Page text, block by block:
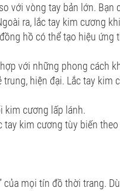
với vòng tay bản lớn. Bạn
ra, lắc tay kim cương
hồ có thể tạo hiệu ứng
với những phong cách
hiện đại. Lắc tay kim
kim cương lấp lánh.
kim cương tùy biến
của mọi tín đồ thời trang.